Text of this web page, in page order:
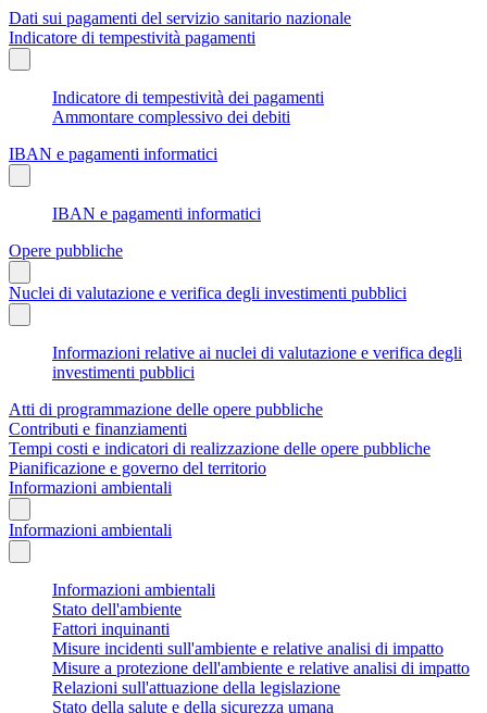
Dati sui pagamenti del servizio sanitario nazionale
Indicatore di tempestività pagamenti
Indicatore di tempestività dei pagamenti
Ammontare complessivo dei debiti
IBAN e pagamenti informatici
IBAN e pagamenti informatici
Opere pubbliche
Nuclei di valutazione e verifica degli investimenti pubblici
Informazioni relative ai nuclei di valutazione e verifica degli
investimenti pubblici
Atti di programmazione delle opere pubbliche
Contributi e finanziamenti
Tempi costi e indicatori di realizzazione delle opere pubbliche
Pianificazione e governo del territorio
Informazioni ambientali
Informazioni ambientali
Informazioni ambientali
Stato dell'ambiente
Fattori inquinanti
Misure incidenti sull'ambiente e relative analisi di impatto
Misure a protezione dell'ambiente e relative analisi di impatto
Relazioni sull'attuazione della legislazione
Stato della salute e della sicurezza umana